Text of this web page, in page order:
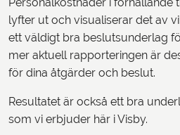
Personalkostnader i förhållande
lyfter ut och visualiserar det av
ett väldigt bra beslutsunderlag
mer aktuell rapporteringen är
för dina åtgärder och beslut.
Resultatet är också ett bra
som vi erbjuder här i Visby.